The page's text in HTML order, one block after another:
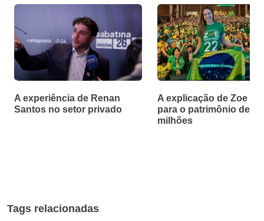
A experiência de Renan
Santos no setor privado
A explicação de Zoe
para o patrimônio de
milhões
Tags relacionadas